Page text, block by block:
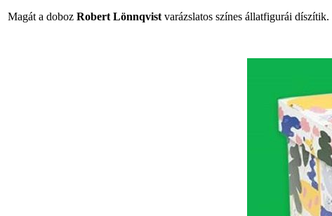
Magát a doboz Robert Lönnqvist varázslatos színes állatfigurái díszítik.